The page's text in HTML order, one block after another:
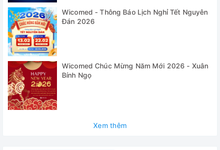
- Có thể thao tác đơn giản bằng 1 tay
- Dễ dàng cài đặt ngay cả khi đeo găng tay
- Phím bấm dạng màng chống bắn (dung dịch)
- Hiển thị giá trị cài đặt và giá trị thực
- Chọn lựa tốc độ theo vòng/phút hoặc theo lực ly tâm g-
force, bước cài đặt 10
phanh cho chế độ giảm tốc
Wicomed - Thông Báo Lịch Nghỉ Tết Nguyên
Đán 2026
Wicomed Chúc Mừng Năm Mới 2026 - Xuân
Bính Ngọ
Xem thêm